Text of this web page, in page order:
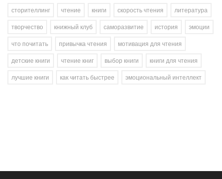
сторителлинг чтение книги скорость чтения
литература
творчество
книжный клуб саморазвитие история
эмоции
что почитать
привычка чтения
мотивация для чтения
детские книги
чтение книг выбор книги
книги для чтения
лучшие книги
как читать быстрее эмоциональный интеллект